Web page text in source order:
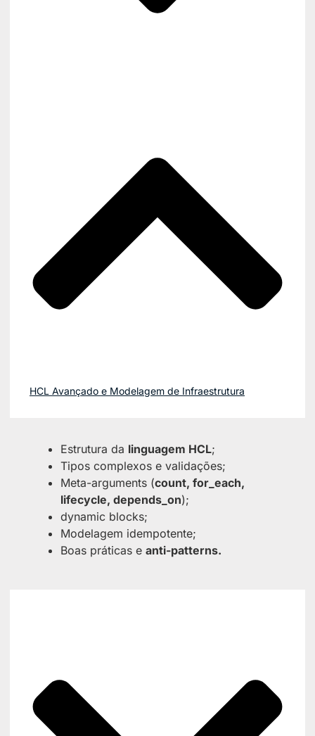
HCL Avançado e Modelagem de Infraestrutura
Estrutura da linguagem HCL;
Tipos complexos e validações;
Meta-arguments (count, for_each,
lifecycle, depends_on);
dynamic blocks;
Modelagem idempotente;
Boas práticas e anti-patterns.